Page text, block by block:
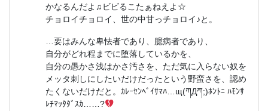
かなるんだよ♫ビビるこたぁねえよ☆
チョロイチョロイ、世の中甘っチョロイ♪と。
…要はみんな卑怯者であり、臆病者であり、
自分がどれ程までに堕落しているかを、
自分の愚かさ浅はかさ汚さを、ただ気に入らない奴を
メッタ刺しにしたいだけだったという野蛮さを、認め
たくないだけだと。ｶﾚｰｾﾝﾍﾞｲｻﾏﾊ…щ(ཀДཀ;)ﾎﾝﾄﾆ ﾊﾓﾝｻ
ﾚﾁﾏｯﾀﾀﾞｽｶ……?